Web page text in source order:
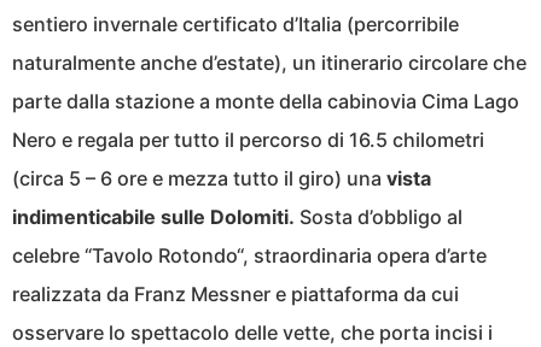
sentiero invernale certificato d’Italia (percorribile
naturalmente anche d’estate), un itinerario circolare che
parte dalla stazione a monte della cabinovia Cima Lago
Nero e regala per tutto il percorso di 16.5 chilometri
(circa 5 – 6 ore e mezza tutto il giro) una vista
indimenticabile sulle Dolomiti. Sosta d’obbligo al
celebre “Tavolo Rotondo“, straordinaria opera d’arte
realizzata da Franz Messner e piattaforma da cui
osservare lo spettacolo delle vette, che porta incisi i